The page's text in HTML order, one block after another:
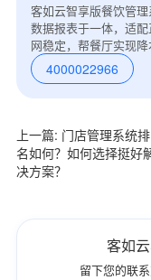
客如云智享版餐饮管理
数据报表于一体，适
网稳定，帮餐厅实现降
4000022966
上一篇: 门店管理系统排
名如何？如何选择挺好
决方案？
客如
留下您的联